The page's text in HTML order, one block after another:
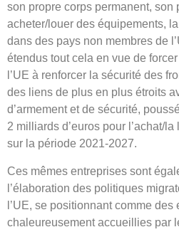
son propre corps permanent, son
acheter/louer des équipements,
dans des pays non membres de
étendus tout cela en vue de
l’UE à renforcer la sécurité des
des liens de plus en plus étroits
d’armement et de sécurité,
2 milliards d’euros pour l’achat/
sur la période 2021-2027.
Ces mêmes entreprises sont
l’élaboration des politiques
l’UE, se positionnant comme des
chaleureusement accueillies par